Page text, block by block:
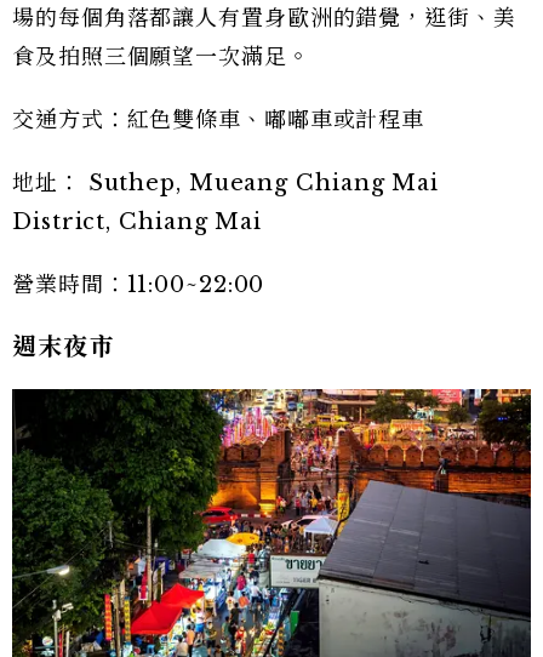
場的每個角落都讓人有置身歐洲的錯覺，逛街、美
食及拍照三個願望一次滿足。
交通方式：紅色雙條車、嘟嘟車或計程車
地址： Suthep, Mueang Chiang Mai
District, Chiang Mai
營業時間：11:00~22:00
週末夜市